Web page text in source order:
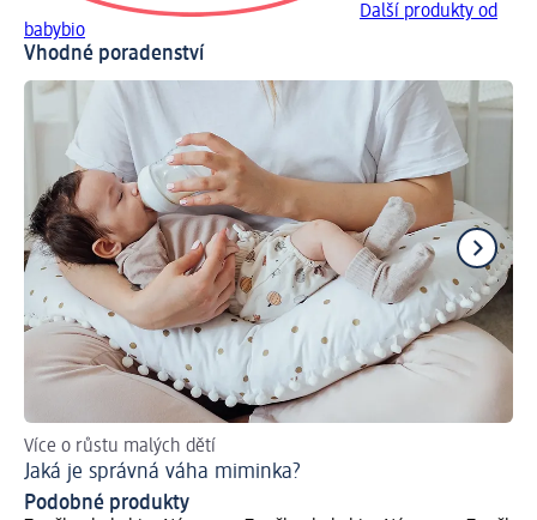
Další produkty od
babybio
Vhodné poradenství
Více o růstu malých dětí
Jaká je správná váha miminka?
Podobné produkty